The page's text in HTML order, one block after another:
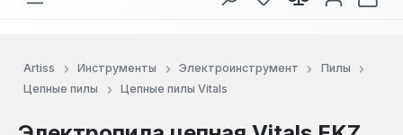
Artiss Инструменты Электроинструмент
Пилы
Цепные пилы
Цепные пилы Vitals